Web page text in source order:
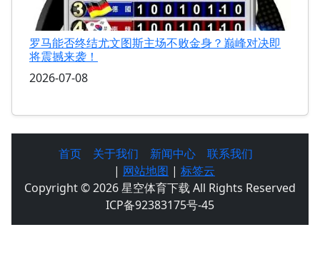
罗马能否终结尤文图斯主场不败金身？巅峰对决即
将震撼来袭！
2026-07-08
首页 关于我们 新闻中心
联系我们
| 网站地图 | 标签云
Copyright © 2026 星空体育下载 All Rights Reserved
ICP备92383175号-45